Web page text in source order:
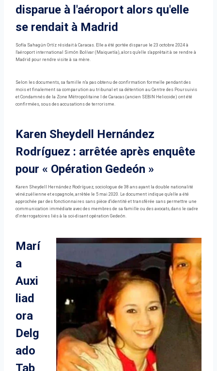
disparue à l'aéroport alors qu'elle
se rendait à Madrid
Sofía Sahagún Ortíz résidait à Caracas. Elle a été portée disparue le 23 octobre 2024 à
l'aéroport international Simón Bolívar (Maiquetía), alors qu'elle s'apprêtait à se rendre à
Madrid pour rendre visite à sa mère.
Selon les documents, sa famille n'a pas obtenu de confirmation formelle pendant des
mois et finalement sa comparution au tribunal et sa détention au Centre des Poursuivis
et Condamnés de la Zone Métropolitaine I de Caracas (ancien SEBIN Helicoide) ont été
confirmées, sous des accusations de terrorisme.
Karen Sheydell Hernández
Rodríguez : arrêtée après enquête
pour « Opération Gedeón »
Karen Sheydell Hernández Rodríguez, sociologue de 38 ans ayant la double nationalité
vénézuélienne et espagnole, arrêtée le 5 mai 2020. Le document indique qu'elle a été
approchée par des fonctionnaires sans pièce d'identité et transférée sans permettre une
communication immédiate avec des membres de sa famille ou des avocats, dans le cadre
d'interrogatoires liés à la soi-disant opération Gedeón.
Marí
a
Auxi
liad
ora
Delg
ado
Tab